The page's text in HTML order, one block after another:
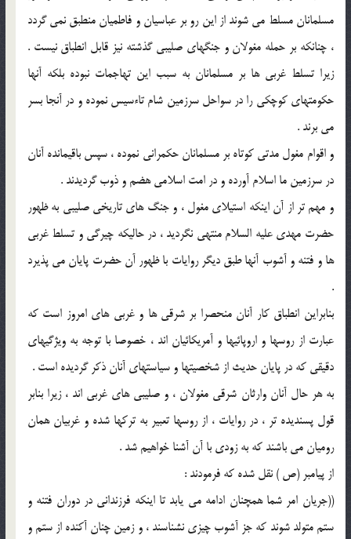
مسلمانان مسلط می شوند از این رو بر عباسیان و فاطمیان منطبق نمی گردد
، چنانکه بر حمله مغولان و جنگهای صلیبی گذشته نیز قابل انطباق نیست .
زیرا تسلط غربی ها بر مسلمانان به سبب این تهاجمات نبوده بلکه آنها
حکومتهای کوچکی را در سواحل سرزمین شام تاءسیس نموده و در آنجا بسر
می برند .
و اقوام مغول مدتی کوتاه بر مسلمانان حکمرانی نموده ، سپس باقیمانده آنان
در سرزمین ما اسلام آورده و در امت اسلامی هضم و ذوب گردیدند .
و مهم تر از آن اینکه استیلای مغول ، و جنگ های تاریخی صلیبی به ظهور
حضرت مهدی علیه السلام منتهی نگردید ، در حالیکه چیرگی و تسلط غربی
ها و فتنه و آشوب آنها طبق دیگر روایات با ظهور آن حضرت پایان می پذیرد
.
بنابراین انطباق کار آنان منحصرا بر شرقی ها و غربی های امروز است که
عبارت از روسها و اروپائیها و آمریکائیان اند ، خصوصا با توجه به ویژگیهای
دقیقی که در پایان حدیث از شخصیتها و سیاستهای آنان ذکر گردیده است .
به هر حال آنان وارثان شرقی مغولان ، و صلیبی های غربی اند ، زیرا بنابر
قول پسندیده تر ، در روایات ، از روسها تعبیر به ترکها شده و غربیان همان
رومیان می باشند که به زودی با آن آشنا خواهیم شد .
از پیامبر (ص ) نقل شده که فرمودند :
((جریان امر شما همچنان ادامه می یابد تا اینکه فرزندانی در دوران فتنه و
ستم متولد شوند که جز آشوب چیزی نشناسند ، و زمین چنان آکنده از ستم و